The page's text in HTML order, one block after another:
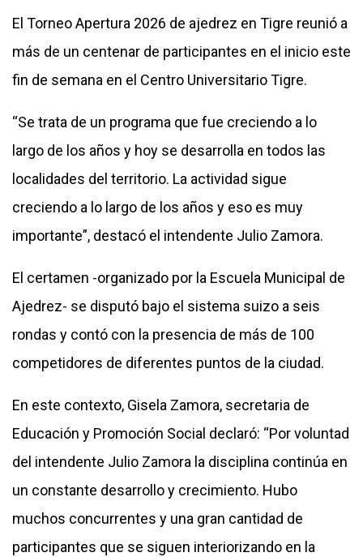
El Torneo Apertura 2026 de ajedrez en Tigre reunió a
más de un centenar de participantes en el inicio este
fin de semana en el Centro Universitario Tigre.
“Se trata de un programa que fue creciendo a lo
largo de los años y hoy se desarrolla en todos las
localidades del territorio. La actividad sigue
creciendo a lo largo de los años y eso es muy
importante”, destacó el intendente Julio Zamora.
El certamen -organizado por la Escuela Municipal de
Ajedrez- se disputó bajo el sistema suizo a seis
rondas y contó con la presencia de más de 100
competidores de diferentes puntos de la ciudad.
En este contexto, Gisela Zamora, secretaria de
Educación y Promoción Social declaró: “Por voluntad
del intendente Julio Zamora la disciplina continúa en
un constante desarrollo y crecimiento. Hubo
muchos concurrentes y una gran cantidad de
participantes que se siguen interiorizando en la